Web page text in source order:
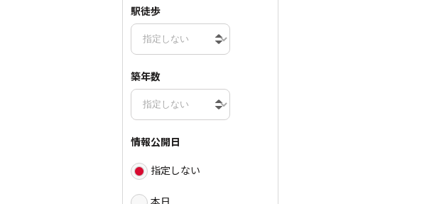
駅徒歩
築年数
情報公開日
指定しない
本日